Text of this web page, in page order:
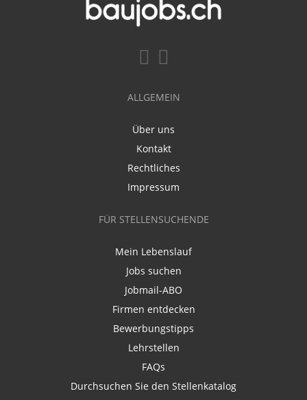
ALLGEMEIN
Über uns
Kontakt
Rechtliches
Impressum
FÜR STELLENSUCHENDE
Mein Lebenslauf
Jobs suchen
Jobmail-ABO
Firmen entdecken
Bewerbungstipps
Lehrstellen
FAQs
Durchsuchen Sie den Stellenkatalog